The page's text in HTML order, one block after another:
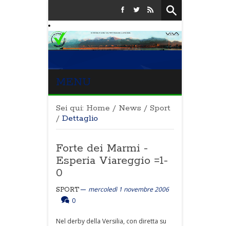
MENU
Sei qui: Home / News / Sport
/ Dettaglio
Forte dei Marmi -
Esperia Viareggio =1-
0
SPORT
mercoledì 1 novembre 2006
0
Nel derby della Versilia, con diretta su